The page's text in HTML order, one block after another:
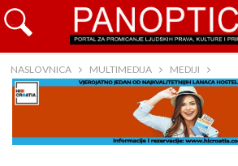
NASLOVNICA MULTIMEDIJA MEDIJI